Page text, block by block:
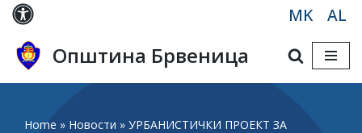
Skip
to
content
MK AL
Општина Брвеница
Home » Новости » УРБАНИСТИЧКИ ПРОЕКТ ЗА